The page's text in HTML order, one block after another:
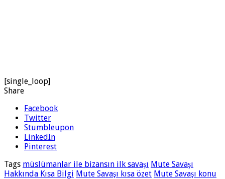
[single_loop]
Share
Facebook
Twitter
Stumbleupon
LinkedIn
Pinterest
Tags müslümanlar ile bizansın ilk savaşı Mute Savaşı
Hakkında Kısa Bilgi Mute Savaşı kısa özet Mute Savaşı konu